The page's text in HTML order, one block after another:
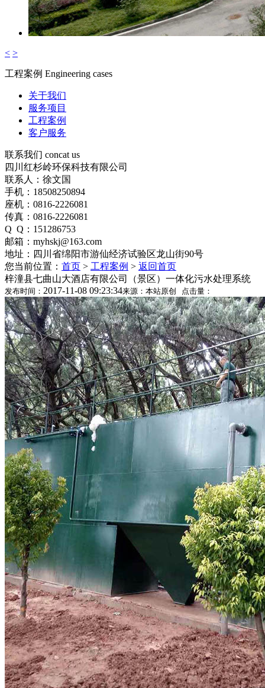
< >
工程案例 Engineering cases
关于我们
服务项目
工程案例
客户服务
联系我们 concat us
四川红杉岭环保科技有限公司
联系人：徐文国
手机：18508250894
座机：0816-2226081
传真：0816-2226081
Q Q：151286753
邮箱：myhskj@163.com
地址：四川省绵阳市游仙经济试验区龙山街90号
您当前位置： 首页 > 工程案例 > 返回首页
梓潼县七曲山大酒店有限公司（景区）一体化污水处理系统
发布时间： 2017-11-08 09:23:34来源：本站原创 点击量：